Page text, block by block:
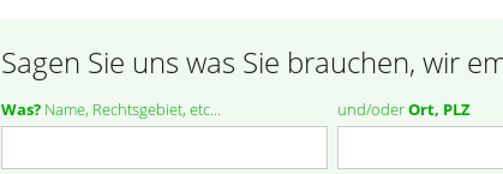
Sagen Sie uns was Sie brauchen, wir
Was?Name, Rechtsgebiet, etc... und/oderOrt, PLZ